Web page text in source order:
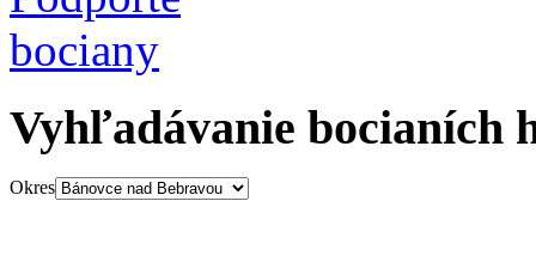
Vyhľadávanie bocianích
Okres